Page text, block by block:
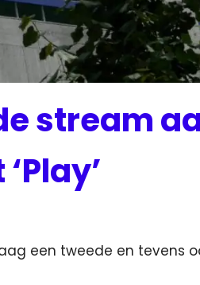
stream
een tweede en tevens